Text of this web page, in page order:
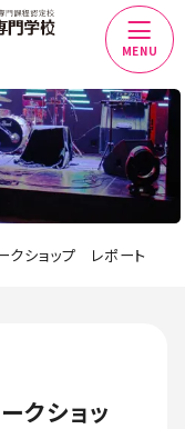
MENU
クショップ レポート
クショッ